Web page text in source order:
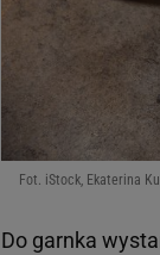
Fot. iStock, Ekaterina
Do garnka